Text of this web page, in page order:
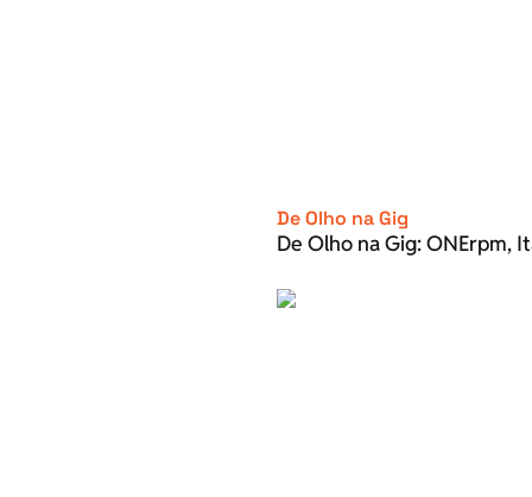
De Olho na Gig
De Olho na Gig: ONErpm,